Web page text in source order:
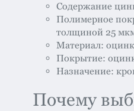
Содержание
Полимерное
толщиной 25
Материал:
Покрытие:
Назначение:
Почему